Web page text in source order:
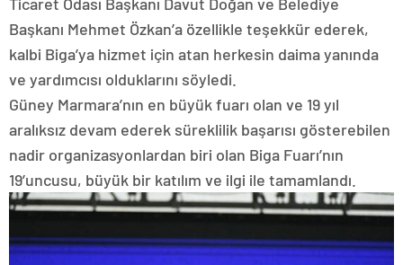
Başkanı Mehmet Özkan’a özellikle teşekkür ederek,
kalbi Biga’ya hizmet için atan herkesin daima yanında
ve yardımcısı olduklarını söyledi.
Güney Marmara’nın en büyük fuarı olan ve 19 yıl
aralıksız devam ederek süreklilik başarısı gösterebilen
nadir organizasyonlardan biri olan Biga Fuarı’nın
19’uncusu, büyük bir katılım ve ilgi ile tamamlandı.